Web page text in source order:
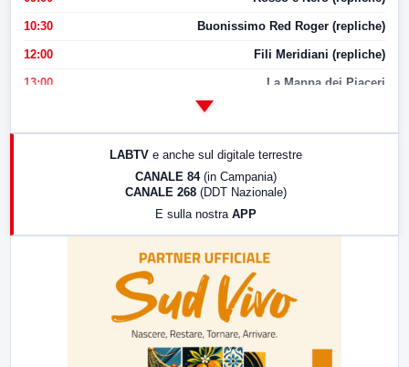
10:30 Buonissimo Red Roger (repliche)
12:00 Fili Meridiani (repliche)
13:00 La Mappa dei Piaceri
LABTV e anche sul digitale terrestre
CANALE 84 (in Campania)
CANALE 268 (DDT Nazionale)
E sulla nostra APP